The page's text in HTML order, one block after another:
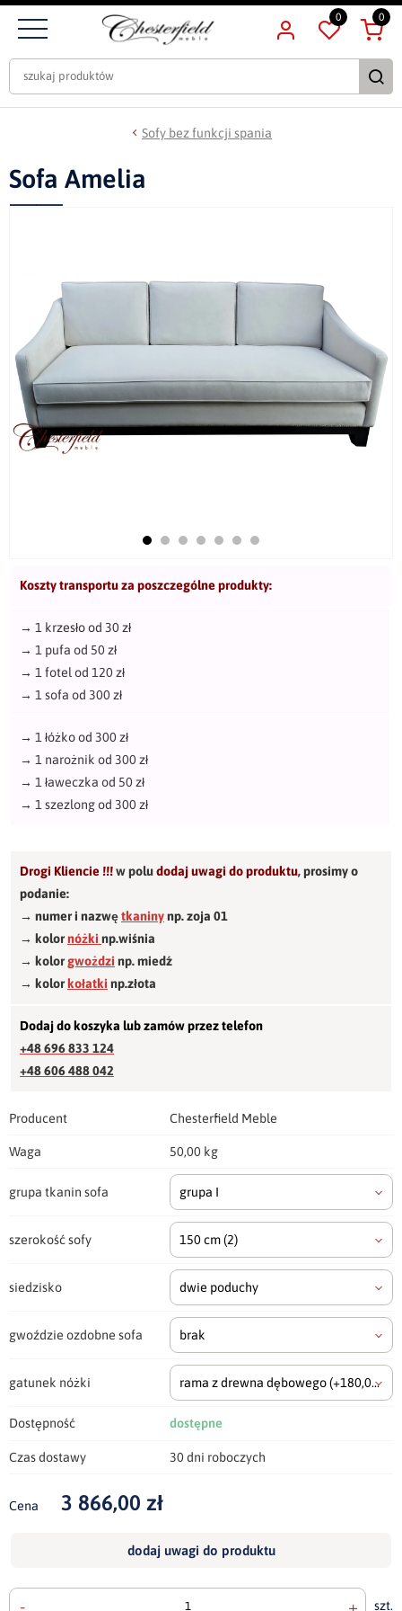
0 0
Sofy bez funkcji spania
Sofa Amelia
Koszty transportu za poszczególne produkty:
→ 1 krzesło od 30 zł
→ 1 pufa od 50 zł
→ 1 fotel od 120 zł
→ 1 sofa od 300 zł
→ 1 łóżko od 300 zł
→ 1 narożnik od 300 zł
→ 1 ławeczka od 50 zł
→ 1 szezlong od 300 zł
Drogi Kliencie !!!w poludodaj uwagi do produktu,prosimy o
podanie:
→ numer i nazwętkaninynp. zoja 01
→ kolornóżki np.wiśnia
→ kolorgwożdzi np. miedź
→ kolorkołatki np.złota
Dodaj do koszyka lub zamów przez telefon
+48 696 833 124
+48 606 488 042
Producent Chesterfield Meble
Waga 50,00 kg
grupa tkanin sofa grupa I
szerokość sofy 150 cm(2)
siedzisko dwie poduchy
gwoździe ozdobne sofa brak
gatunek nóżki rama z drewna dębowego(+180,00 zł)
Dostępność dostępne
Czas dostawy 30 dni roboczych
Cena 3 866,00 zł
dodaj uwagi do produktu
- + szt.